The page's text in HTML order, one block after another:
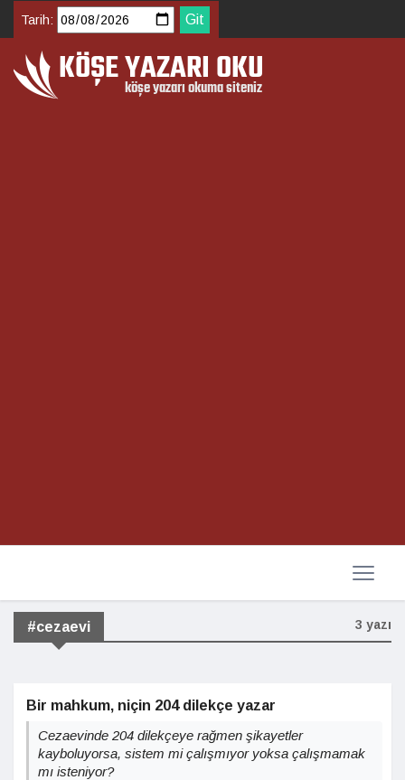
Tarih:
#cezaevi 3 yazı
Bir mahkum, niçin 204 dilekçe yazar
Cezaevinde 204 dilekçeye rağmen şikayetler
kayboluyorsa, sistem mi çalışmıyor yoksa çalışmamak
mı isteniyor?